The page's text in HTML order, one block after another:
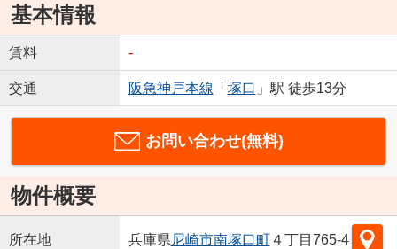
基本情報
賃料 -
交通 阪急神戸本線 「 塚口 」駅 徒歩13分
お問い合わせ(無料)
物件概要
所在地 兵庫県尼崎市南塚口町４丁目765-4